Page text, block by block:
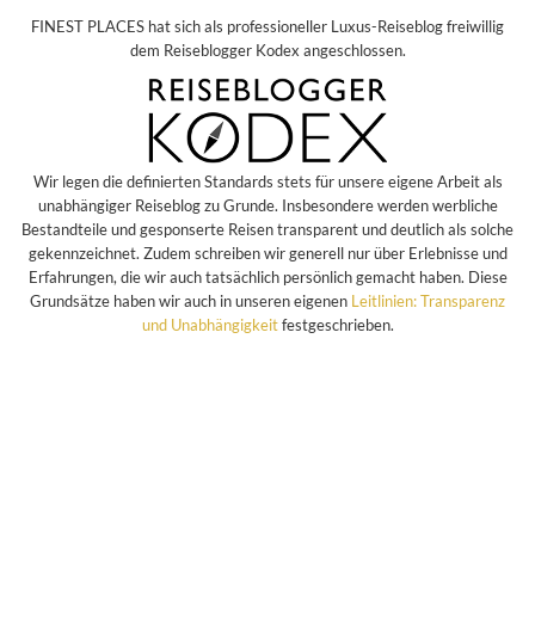
FINEST PLACES hat sich als professioneller Luxus-Reiseblog freiwillig
dem Reiseblogger Kodex angeschlossen.
Wir legen die definierten Standards stets für unsere eigene Arbeit als
unabhängiger Reiseblog zu Grunde. Insbesondere werden werbliche
Bestandteile und gesponserte Reisen transparent und deutlich als solche
gekennzeichnet. Zudem schreiben wir generell nur über Erlebnisse und
Erfahrungen, die wir auch tatsächlich persönlich gemacht haben. Diese
Grundsätze haben wir auch in unseren eigenen Leitlinien: Transparenz
und Unabhängigkeitfestgeschrieben.